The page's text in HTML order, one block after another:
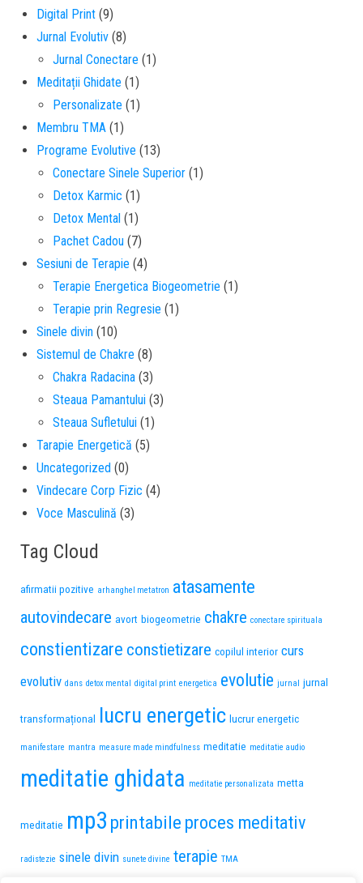
Digital Print (9)
Jurnal Evolutiv (8)
Jurnal Conectare (1)
Meditații Ghidate (1)
Personalizate (1)
Membru TMA (1)
Programe Evolutive (13)
Conectare Sinele Superior (1)
Detox Karmic (1)
Detox Mental (1)
Pachet Cadou (7)
Sesiuni de Terapie (4)
Terapie Energetica Biogeometrie (1)
Terapie prin Regresie (1)
Sinele divin (10)
Sistemul de Chakre (8)
Chakra Radacina (3)
Steaua Pamantului (3)
Steaua Sufletului (1)
Tarapie Energetică (5)
Uncategorized (0)
Vindecare Corp Fizic (4)
Voce Masculină (3)
Tag Cloud
afirmatii pozitive arhanghel metatron atasamente
autovindecare avort biogeometrie chakre conectare spirituala
constientizare constietizare copilul interior curs
evolutiv dans detox mental digital print energetica evolutie jurnal jurnal
transformațional lucru energetic lucrur energetic
manifestare mantra measure made mindfulness meditatie meditatie audio
meditatie ghidata meditatie personalizata metta
meditatie mp3 printabile proces meditativ
radistezie sinele divin sunete divine terapie TMA